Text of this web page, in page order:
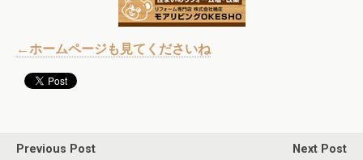
←ホームページも見てくださいね
Previous Post
Next Post